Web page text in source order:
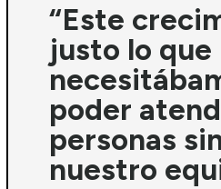
“Este
justo lo que
poder
personas
nuestro